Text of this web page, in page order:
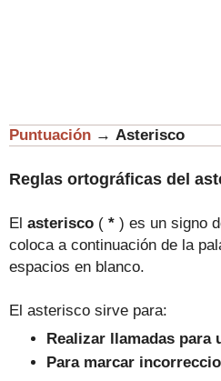
Puntuación → Asterisco
Reglas ortográficas del
El asterisco ( * ) es un signo
coloca a continuación de la
espacios en blanco.
El asterisco sirve para:
Realizar llamadas para
Para marcar